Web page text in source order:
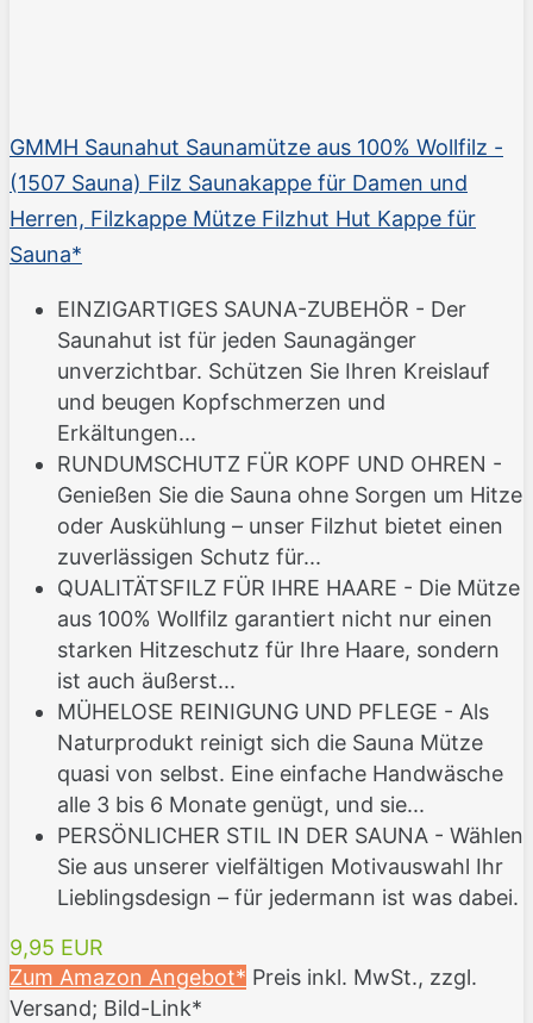
GMMH Saunahut Saunamütze aus 100% Wollfilz -
(1507 Sauna) Filz Saunakappe für Damen und
Herren, Filzkappe Mütze Filzhut Hut Kappe für
Sauna*
EINZIGARTIGES SAUNA-ZUBEHÖR - Der
Saunahut ist für jeden Saunagänger
unverzichtbar. Schützen Sie Ihren Kreislauf
und beugen Kopfschmerzen und
Erkältungen...
RUNDUMSCHUTZ FÜR KOPF UND OHREN -
Genießen Sie die Sauna ohne Sorgen um Hitze
oder Auskühlung – unser Filzhut bietet einen
zuverlässigen Schutz für...
QUALITÄTSFILZ FÜR IHRE HAARE - Die Mütze
aus 100% Wollfilz garantiert nicht nur einen
starken Hitzeschutz für Ihre Haare, sondern
ist auch äußerst...
MÜHELOSE REINIGUNG UND PFLEGE - Als
Naturprodukt reinigt sich die Sauna Mütze
quasi von selbst. Eine einfache Handwäsche
alle 3 bis 6 Monate genügt, und sie...
PERSÖNLICHER STIL IN DER SAUNA - Wählen
Sie aus unserer vielfältigen Motivauswahl Ihr
Lieblingsdesign – für jedermann ist was dabei.
9,95 EUR
Zum Amazon Angebot* Preis inkl. MwSt., zzgl.
Versand; Bild-Link*